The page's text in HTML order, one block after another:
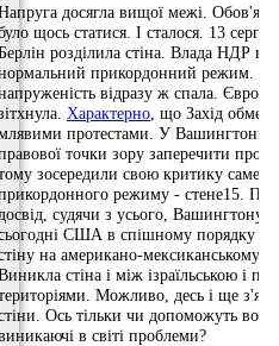
досягла вищої межі.
щось статися. І сталося. 13
розділила стіна. Влада НДР
прикордонний режим.
відразу ж спала.
Характерно , що Захід
протестами. У Вашингтоні
точки зору заперечити
зосередили свою критику саме
режиму - стене15.
досвід, судячи з усього, Вашингтону
США в спішному порядку
на американо-мексиканському
стіна і між ізраїльською і
Можливо, десь і ще
Ось тільки чи допоможуть
в світі проблеми?